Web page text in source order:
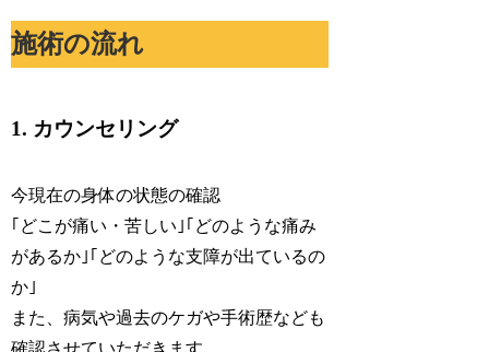
施術の流れ
1. カウンセリング
今現在の身体の状態の確認
｢どこが痛い・苦しい｣｢どのような痛み
があるか｣｢どのような支障が出ているの
か｣
また、病気や過去のケガや手術歴なども
確認させていただきます。